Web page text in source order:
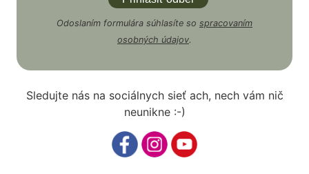
Odoslaním formulára súhlasíte so spracovaním
osobných údajov.
Sledujte nás na sociálnych sieť ach, nech vám nič
neunikne :-)